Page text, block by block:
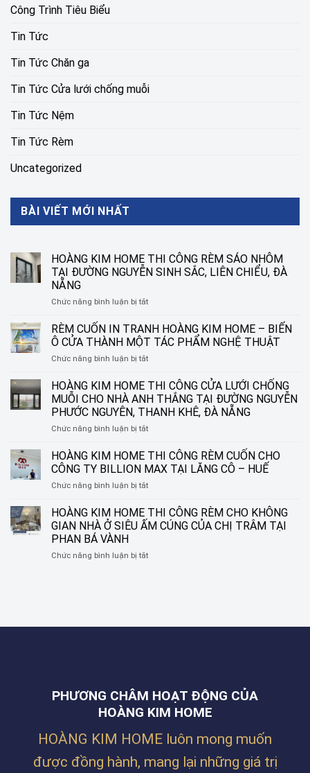
Công Trình Tiêu Biểu
Tin Tức
Tin Tức Chăn ga
Tin Tức Cửa lưới chống muỗi
Tin Tức Nệm
Tin Tức Rèm
Uncategorized
BÀI VIẾT MỚI NHẤT
HOÀNG KIM HOME THI CÔNG RÈM SÁO NHÔM
TẠI ĐƯỜNG NGUYỄN SINH SẮC, LIÊN CHIỂU, ĐÀ
NẴNG
Chức năng bình luận bị tắtở
KIM
HOME
THI
CÔNG
SÁO
NHÔM
TẠI
NGUYỄN
SẮC,
LIÊN
ĐÀ
RÈM CUỐN IN TRANH HOÀNG KIM HOME – BIẾN
Ô CỬA THÀNH MỘT TÁC PHẨM NGHỆ THUẬT
Chức năng bình luận bị tắtở
CUỐN
IN
TRANH
HOÀNG
KIM
–
BIẾN
CỬA
MỘT
TÁC
THUẬT
HOÀNG KIM HOME THI CÔNG CỬA LƯỚI CHỐNG
MUỖI CHO NHÀ ANH THẮNG TẠI ĐƯỜNG NGUYỄN
PHƯỚC NGUYÊN, THANH KHÊ, ĐÀ NẴNG
Chức năng bình luận bị tắtở
KIM
HOME
THI
CÔNG
LƯỚI
CHỐNG
NHÀ
PHƯỚC
HOÀNG KIM HOME THI CÔNG RÈM CUỐN CHO
CÔNG TY BILLION MAX TẠI LĂNG CÔ – HUẾ
Chức năng bình luận bị tắtở
KIM
HOME
THI
RÈM
MAX
HOÀNG KIM HOME THI CÔNG RÈM CHO KHÔNG
GIAN NHÀ Ở SIÊU ẤM CÚNG CỦA CHỊ TRÂM TẠI
PHAN BÁ VÀNH
Chức năng bình luận bị tắtở
RÈM
SIÊU
ẤM
CỦA
CHỊ
TẠI
PHƯƠNG CHÂM HOẠT ĐỘNG CỦA
HOÀNG KIM HOME
HOÀNG KIM HOME luôn mong muốn
được đồng hành, mang lại những giá trị